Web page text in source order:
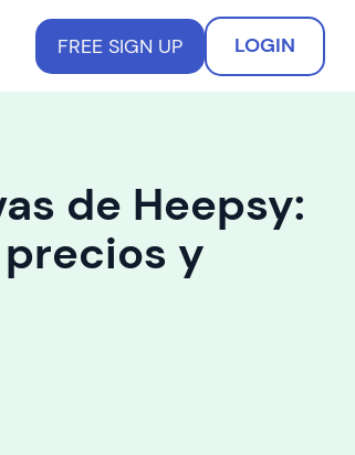
FREE SIGN UP LOGIN
de Heepsy:
y